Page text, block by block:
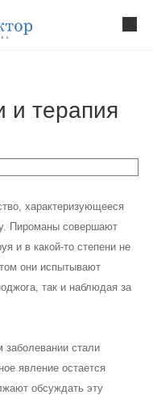
и терапия
характеризующееся
Пироманы совершают
и в какой-то степени не
они испытывают
так и наблюдая за
заболевании стали
явление остается
обсуждать эту